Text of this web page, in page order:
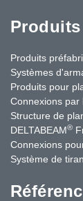
Produits
Systèmes
Produits pour
Connexions par
Structure de
DELTABEAM®
Connexions
Système de